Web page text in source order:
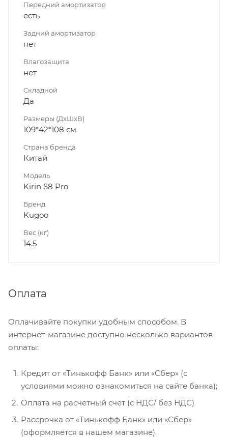
Передний амортизатор
есть
Задний амортизатор
нет
Влагозащита
нет
Складной
Да
Размеры (ДхШхВ)
109*42*108 см
Страна бренда
Китай
Модель
Kirin S8 Pro
Бренд
Kugoo
Вес (кг)
14.5
Оплата
Оплачивайте покупки удобным способом. В
интернет-магазине доступно несколько вариантов
оплаты:
Кредит от «Тинькофф Банк» или «Сбер» (с
условиями можно ознакомиться на сайте банка);
Оплата на расчетный счет (с НДС/ без НДС)
Рассрочка от «Тинькофф Банк» или «Сбер»
(оформляется в нашем магазине).